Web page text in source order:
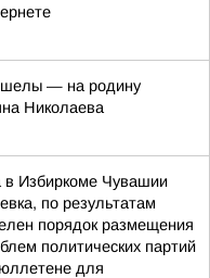
— на родину
Николаева
в Избиркоме Чувашии
по результатам
порядок размещения
политических партий
для